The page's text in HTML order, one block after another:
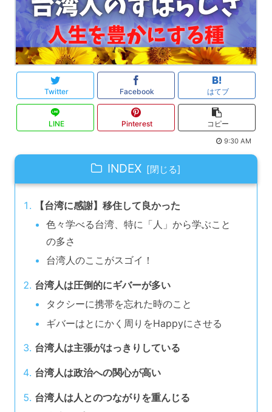
Twitter Facebook はてブ
LINE Pinterest コピー
9:30 AM
INDEX
【台湾に感謝】移住して良かった
色々学べる台湾、特に「人」から学ぶこと
の多さ
台湾人のここがスゴイ！
台湾人は圧倒的にギバーが多い
タクシーに携帯を忘れた時のこと
ギバーはとにかく周りをHappyにさせる
台湾人は主張がはっきりしている
台湾人は政治への関心が高い
台湾人は人とのつながりを重んじる